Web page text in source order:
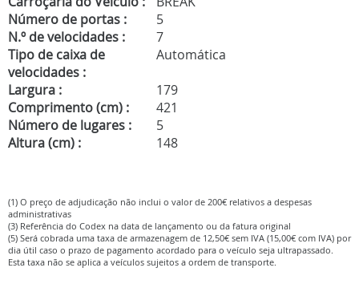
Número de portas :
5
N.º de velocidades :
7
Tipo de caixa de
velocidades :
Automática
Largura :
179
Comprimento (cm) :
421
Número de lugares :
5
Altura (cm) :
148
(1) O preço de adjudicação não inclui o valor de 200€ relativos a despesas
administrativas
(3) Referência do Codex na data de lançamento ou da fatura original
(5) Será cobrada uma taxa de armazenagem de 12,50€ sem IVA (15,00€ com IVA) por
dia útil caso o prazo de pagamento acordado para o veículo seja ultrapassado.
Esta taxa não se aplica a veículos sujeitos a ordem de transporte.